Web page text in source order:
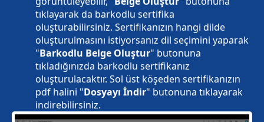
tıklayarak da barkodlu sertifika
oluşturabilirsiniz. Sertifikanızın hangi dilde
oluşturulmasını istiyorsanız dil seçimini yaparak
"Barkodlu Belge Oluştur" butonuna
tıkladığınızda barkodlu sertifikanız
oluşturulacaktır. Sol üst köşeden sertifikanızın
pdf halini "Dosyayı İndir" butonuna tıklayarak
indirebilirsiniz.